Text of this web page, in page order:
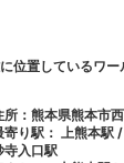
位置しているワ
所：熊本県熊本市
寄り駅： 上熊本駅
寺入口駅